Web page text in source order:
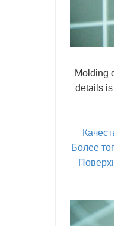
Molding
details
Более